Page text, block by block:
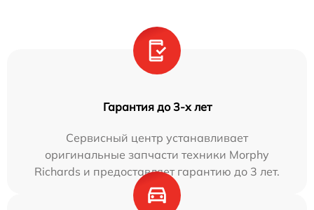
Гарантия до 3-х лет
Сервисный центр устанавливает
оригинальные запчасти техники Morphy
Richards и предоставляет гарантию до 3 лет.